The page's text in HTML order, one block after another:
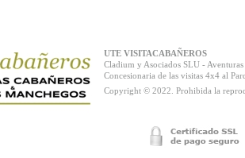
UTE VISITACABAÑEROS
Cladium y Asociados SLU -
Concesionaria de las visitas 4x4 al
Copyright © 2022. Prohibida la